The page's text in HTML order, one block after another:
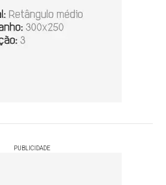
PUBLICIDADE